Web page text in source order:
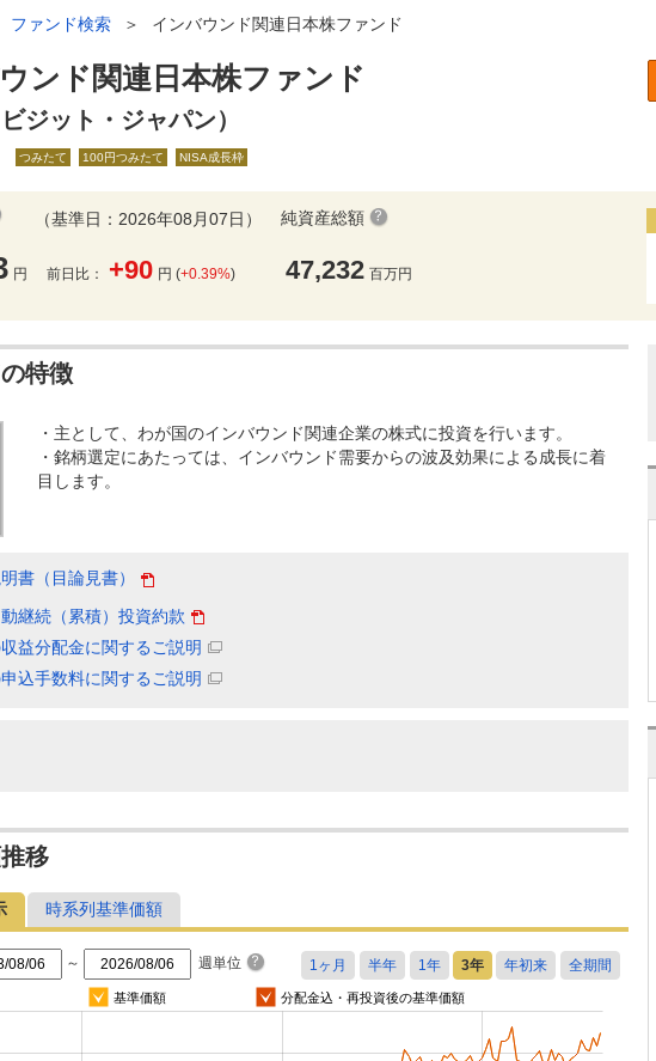
ファンド検索 ＞ インバウンド関連日本株ファンド
ンド関連日本株ファンド
ビジット・ジャパン）
つみたて 100円つみたて NISA成長枠
円
（基準日：2026年08月07日）
前日比： +90 円 (+0.39%)
純資産総額
47,232 百万円
特徴
・主として、わが国のインバウンド関連企業の株式に投資を行います。
・銘柄選定にあたっては、インバウンド需要からの波及効果による成長に着
目します。
書（目論見書）
継続（累積）投資約款
益分配金に関するご説明
込手数料に関するご説明
移
時系列基準価額
～ 週単位
基準価額 分配金込・再投資後の基準価額